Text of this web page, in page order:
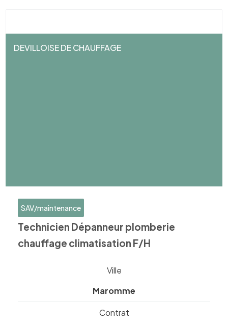
DEVILLOISE DE CHAUFFAGE
SAV/maintenance
Technicien Dépanneur plomberie
chauffage climatisation F/H
Ville
Maromme
Contrat